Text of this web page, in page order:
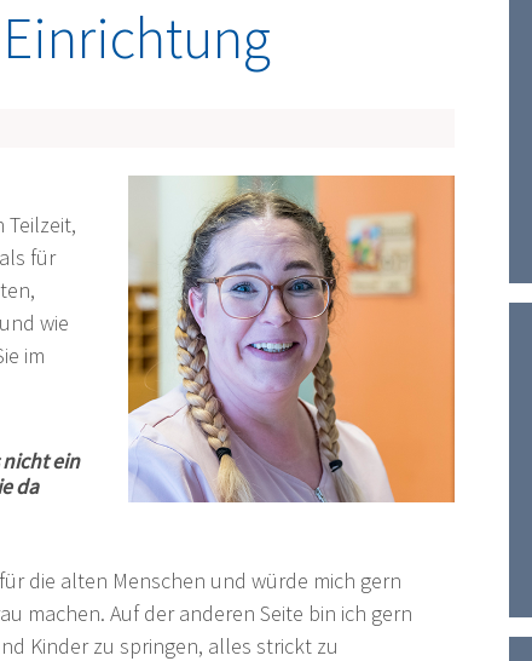
Teilzeit,
für
wie
im
nicht ein
da
die alten Menschen und würde mich gern
machen. Auf der anderen Seite bin ich gern
Kinder zu springen, alles strickt zu